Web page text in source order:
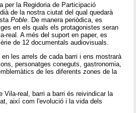
per la Regidoria de Participació
de la nostra ciutat del qual quedarà
Poble . De manera periòdica, es
en els quals els protagonistes seran
real. A més del suport en paper, es
de 12 documentals audiovisuals.
en les arrels de cada barri i ens mostrarà
personatges coneguts, gastronomia,
de les diferents zones de la
Vila-real, barri a barri és reivindicar la
així com l'evolució i la vida dels